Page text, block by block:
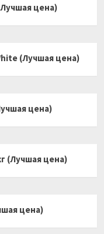
цена)
(Лучшая цена)
цена)
(Лучшая цена)
цена)